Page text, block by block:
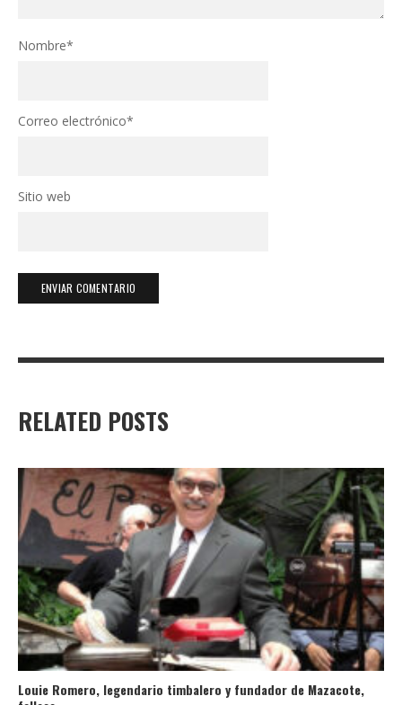
Nombre*
Correo electrónico*
Sitio web
RELATED POSTS
Louie Romero, legendario timbalero y fundador de Mazacote,